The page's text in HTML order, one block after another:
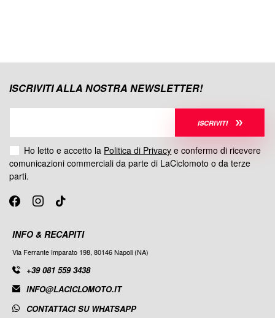
INFO & RECAPITI
Via Ferrante Imparato 198, 80146 Napoli (NA)
+39 081 559 3438
INFO@LACICLOMOTO.IT
CONTATTACI SU WHATSAPP
ISCRIVITI ALLA NOSTRA NEWSLETTER!
ISCRIVITI
Ho letto e accetto la Politica di Privacy e confermo di ricevere
comunicazioni commerciali da parte di LaCiclomoto o da terze
parti.